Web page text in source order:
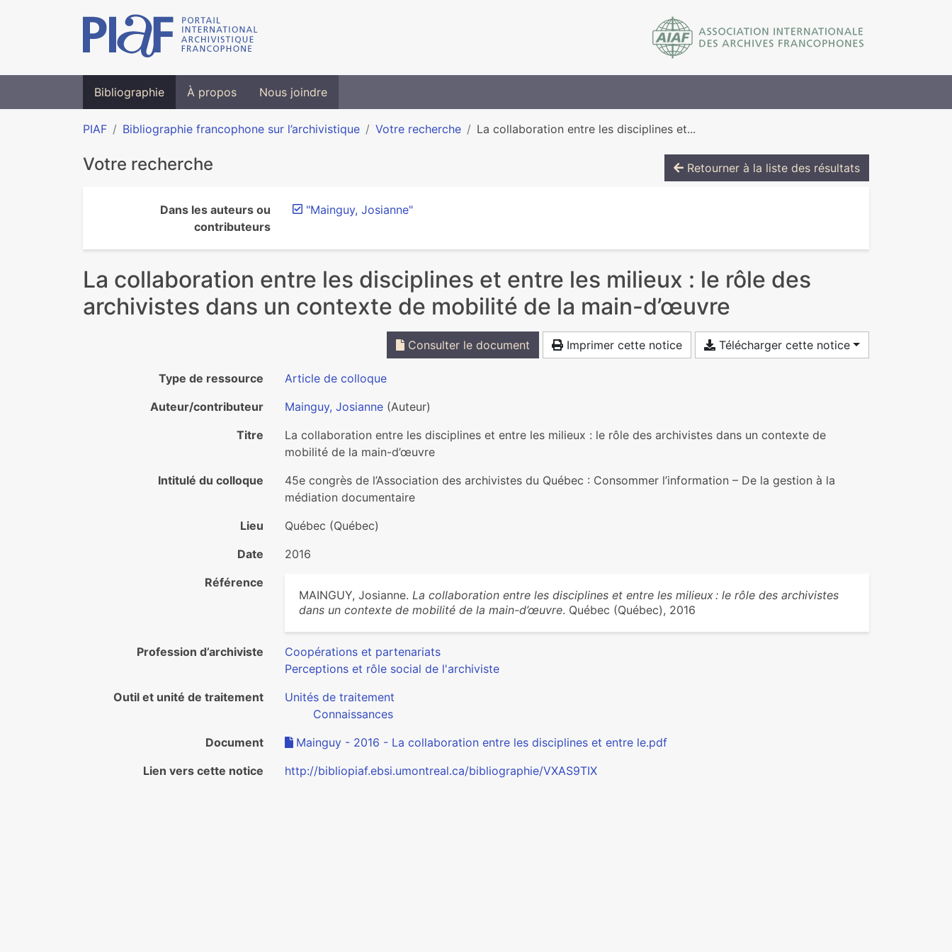
Bibliographie À propos Nous joindre
PIAF Bibliographie francophone sur l’archivistique Votre recherche La collaboration entre les disciplines et...
Votre recherche Retourner à la liste des résultats
Dans les auteurs ou
contributeurs
"Mainguy, Josianne"
La collaboration entre les disciplines et entre les milieux : le rôle des
archivistes dans un contexte de mobilité de la main-d’œuvre
Consulter le document Imprimer cette notice Télécharger cette notice
Type de ressource
Article de colloque
Auteur/contributeur
Mainguy, Josianne (Auteur)
Titre
La collaboration entre les disciplines et entre les milieux : le rôle des archivistes dans un contexte de
mobilité de la main-d’œuvre
Intitulé du colloque
45e congrès de l’Association des archivistes du Québec : Consommer l’information – De la gestion à la
médiation documentaire
Lieu
Québec (Québec)
Date
2016
Référence
MAINGUY, Josianne. La collaboration entre les disciplines et entre les milieux : le rôle des archivistes
dans un contexte de mobilité de la main-d’œuvre. Québec (Québec), 2016
Profession d’archiviste
Coopérations et partenariats
Perceptions et rôle social de l'archiviste
Outil et unité de traitement
Unités de traitement
Connaissances
Document
Mainguy - 2016 - La collaboration entre les disciplines et entre le.pdf
Lien vers cette notice
http://bibliopiaf.ebsi.umontreal.ca/bibliographie/VXAS9TIX